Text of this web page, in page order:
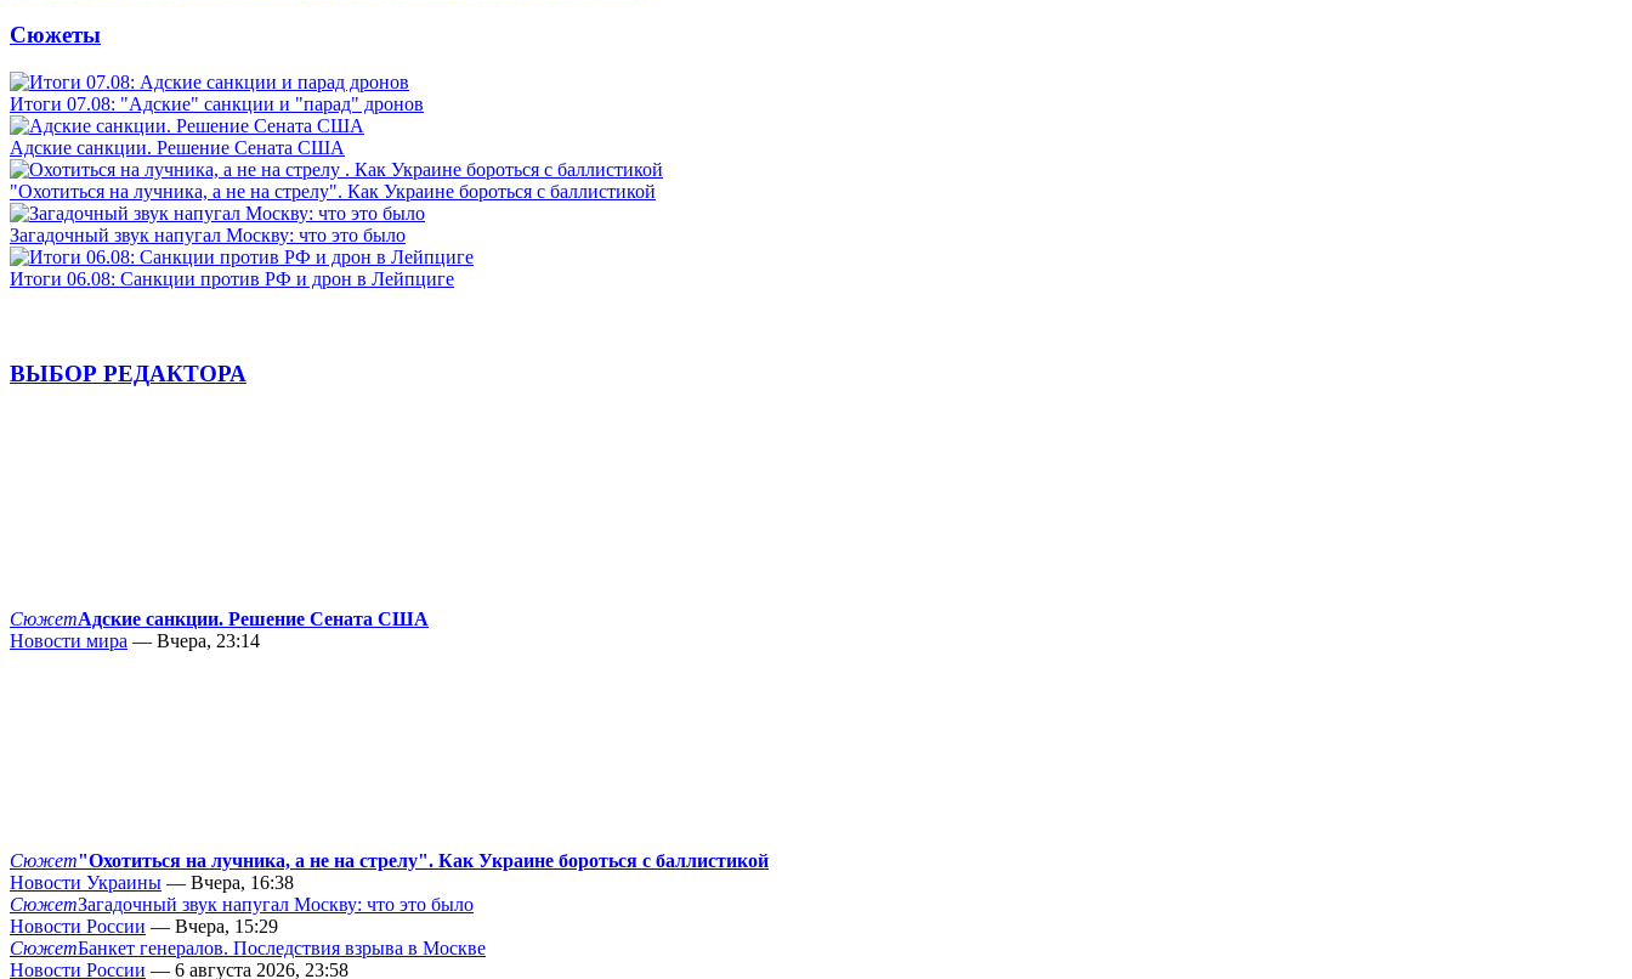
Сюжеты
Итоги 07.08: "Адские" санкции и "парад" дронов
Адские санкции. Решение Сената США
"Охотиться на лучника, а не на стрелу". Как Украине бороться с баллистикой
Загадочный звук напугал Москву: что это было
Итоги 06.08: Санкции против РФ и дрон в Лейпциге
ВЫБОР РЕДАКТОРА
СюжетАдские санкции. Решение Сената США
Новости мира — Вчера, 23:14
Сюжет"Охотиться на лучника, а не на стрелу". Как Украине бороться с баллистикой
Новости Украины — Вчера, 16:38
СюжетЗагадочный звук напугал Москву: что это было
Новости России — Вчера, 15:29
СюжетБанкет генералов. Последствия взрыва в Москве
Новости России — 6 августа 2026, 23:58